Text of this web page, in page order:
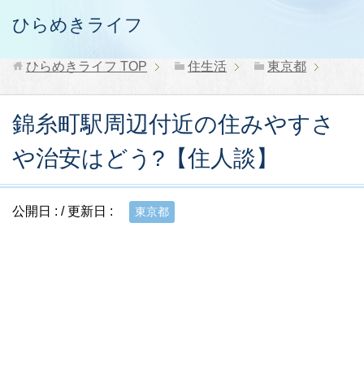
ひらめきライフ
ひらめきライフ TOP 住生活 東京都
錦糸町駅周辺付近の住みやすさ
や治安はどう?【住人談】
公開日 : / 更新日 : 東京都